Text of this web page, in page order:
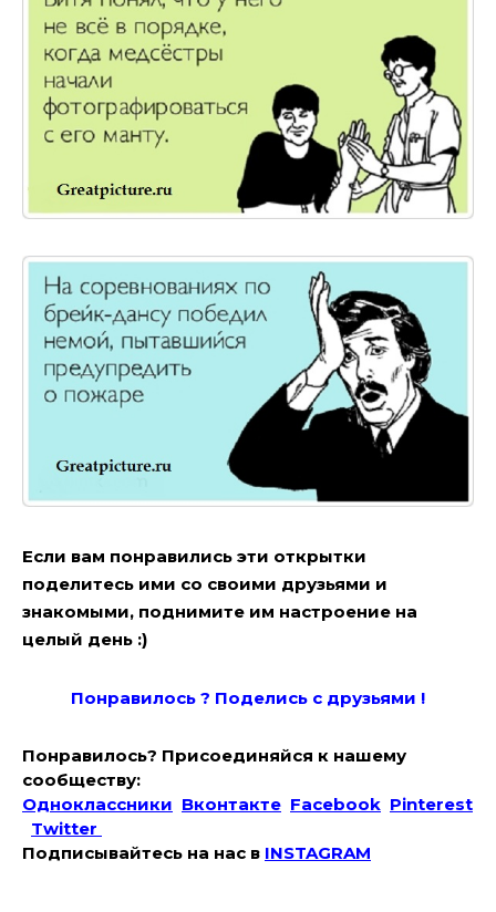
Если вам понравились эти открытки
поделитесь ими со своими друзьями и
знакомыми, поднимите им настроение на
целый день :)
Понравилось ? Поделись с друзьями !
Понравилось? Присоединяйся к нашему
сообществу:
Одноклассники Вконтакте Facebook Pinterest
Twitter
Подписывайтесь на наc в INSTAGRAM